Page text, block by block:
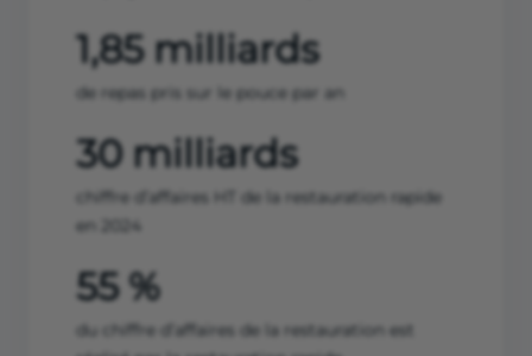
1,85 milliards
de repas pris sur le pouce par an
30 milliards
chiffre d’affaires HT de la restauration rapide
en 2024
55 %
du chiffre d’affaires de la restauration est